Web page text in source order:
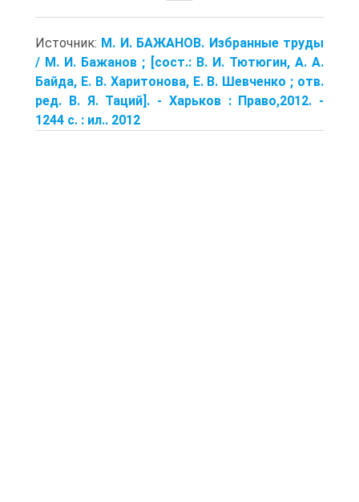
Источник: М. И. БАЖАНОВ. Избранные труды
/ М. И. Бажанов ; [сост.: В. И. Тютюгин, А. А.
Байда, Е. В. Харитонова, Е. В. Шевченко ; отв.
ред. В. Я. Таций]. - Харьков : Право,2012. -
1244 с. : ил.. 2012